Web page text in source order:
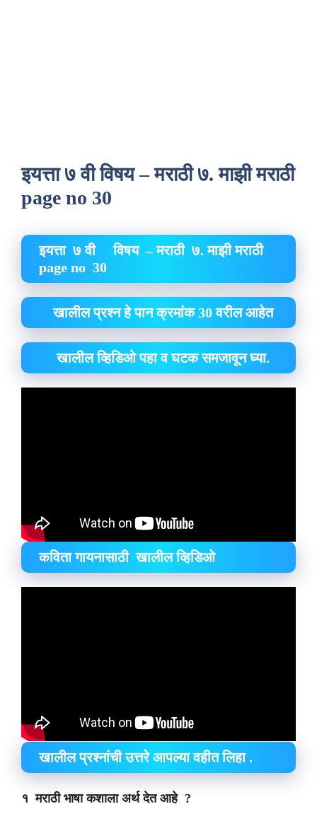
इयत्ता ७ वी विषय – मराठी ७. माझी मराठी
page no 30
इयत्ता ७ वी विषय – मराठी ७. माझी मराठी
page no 30
खालील प्रश्न हे पान क्रमांक 30 वरील आहेत
खालील व्हिडिओ पहा व घटक समजावून घ्या.
कविता गायनासाठी खालील व्हिडिओ
खालील प्रश्नांची उत्तरे आपल्या वहीत लिहा .
१ मराठी भाषा कशाला अर्थ देत आहे ?